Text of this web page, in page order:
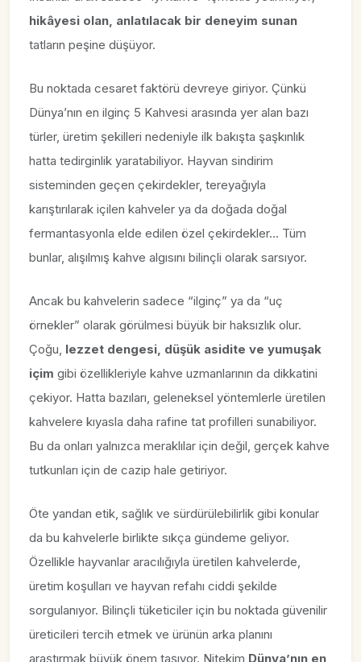
hikâyesi olan, anlatılacak bir deneyim sunan
tatların peşine düşüyor.
Bu noktada cesaret faktörü devreye giriyor. Çünkü
Dünya’nın en ilginç 5 Kahvesi arasında yer alan bazı
türler, üretim şekilleri nedeniyle ilk bakışta şaşkınlık
hatta tedirginlik yaratabiliyor. Hayvan sindirim
sisteminden geçen çekirdekler, tereyağıyla
karıştırılarak içilen kahveler ya da doğada doğal
fermantasyonla elde edilen özel çekirdekler… Tüm
bunlar, alışılmış kahve algısını bilinçli olarak sarsıyor.
Ancak bu kahvelerin sadece “ilginç” ya da “uç
örnekler” olarak görülmesi büyük bir haksızlık olur.
Çoğu, lezzet dengesi, düşük asidite ve yumuşak
içim gibi özellikleriyle kahve uzmanlarının da dikkatini
çekiyor. Hatta bazıları, geleneksel yöntemlerle üretilen
kahvelere kıyasla daha rafine tat profilleri sunabiliyor.
Bu da onları yalnızca meraklılar için değil, gerçek kahve
tutkunları için de cazip hale getiriyor.
Öte yandan etik, sağlık ve sürdürülebilirlik gibi konular
da bu kahvelerle birlikte sıkça gündeme geliyor.
Özellikle hayvanlar aracılığıyla üretilen kahvelerde,
üretim koşulları ve hayvan refahı ciddi şekilde
sorgulanıyor. Bilinçli tüketiciler için bu noktada güvenilir
üreticileri tercih etmek ve ürünün arka planını
araştırmak büyük önem taşıyor. Nitekim Dünya’nın en